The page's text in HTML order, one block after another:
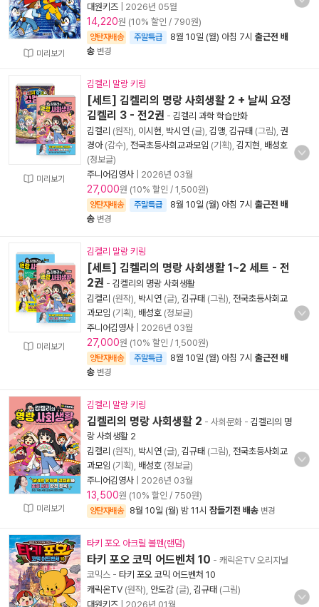
미리보기
대원키즈
2026년 05월
14,220원 (10% 할인 / 790원)
양탄자배송 주말특급 8월 10일 (월) 아침 7시 출근전 배
송 변경
미리보기
김켈리 말랑 키링
[세트] 김켈리의 명랑 사회생활 2 + 날씨 요정
김켈리 3 - 전2권 - 김켈리 과학 학습만화
김켈리 (원작), 이시현 박시연 (글), 김앵 김규태 (그림), 권
경아(감수), 전국초등사회교과모임 (기획), 김지현 배성호
(정보글)
주니어김영사
2026년 03월
27,000원 (10% 할인 / 1,500원)
양탄자배송 주말특급 8월 10일 (월) 아침 7시 출근전 배
송 변경
미리보기
김켈리 말랑 키링
[세트] 김켈리의 명랑 사회생활 1~2 세트 - 전
2권 - 김켈리의 명랑 사회생활
김켈리 (원작), 박시연 (글), 김규태 (그림), 전국초등사회교
과모임 (기획), 배성호 (정보글)
주니어김영사
2026년 03월
27,000원 (10% 할인 / 1,500원)
양탄자배송 주말특급 8월 10일 (월) 아침 7시 출근전 배
송 변경
미리보기
김켈리 말랑 키링
김켈리의 명랑 사회생활 2 - 사회문화 - 김켈리의 명
랑 사회생활 2
김켈리 (원작), 박시연 (글), 김규태 (그림), 전국초등사회교
과모임 (기획), 배성호 (정보글)
주니어김영사
2026년 03월
13,500원 (10% 할인 / 750원)
양탄자배송 8월 10일 (월) 밤 11시 잠들기전 배송 변경
타키 포오 아크릴 볼펜(랜덤)
타키 포오 코믹 어드벤처 10 - 캐릭온TV 오리지널
코믹스 - 타키 포오 코믹 어드벤처 10
캐릭온TV (원작), 안도감 (글), 김규태 (그림)
대원키즈
2026년 01월